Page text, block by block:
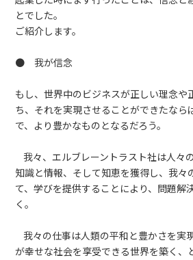
とでした。
ご紹介します。
● 我が信念
もし、世界中のビジネスが正しい理念や
ち、それを実現させることができたなら
で、より豊かなものとなるだろう。
我々、エルブレーントラスト社は人々
知識と情報、そして知恵を獲得し、我々
て、学びを提供することにより、問題解
く。
我々の仕事は人類の平和と豊かさを実
が幸せな社会を享受できる世界を築く、